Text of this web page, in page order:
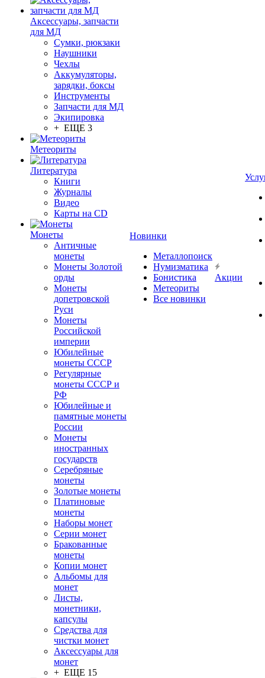
Аксессуары, запчасти
для МД
Сумки, рюкзаки
Наушники
Чехлы
Аккумуляторы,
зарядки, боксы
Инструменты
Запчасти для МД
Экипировка
+ ЕЩЕ 3
Метеориты
Литература
Книги
Журналы
Видео
Карты на CD
Монеты
Античные
монеты
Монеты Золотой
орды
Монеты
допетровской
Руси
Монеты
Российской
империи
Юбилейные
монеты СССР
Регулярные
монеты СССР и
РФ
Юбилейные и
памятные монеты
России
Монеты
иностранных
государств
Серебряные
монеты
Золотые монеты
Платиновые
монеты
Наборы монет
Серии монет
Бракованные
монеты
Копии монет
Альбомы для
монет
Листы,
монетники,
капсулы
Средства для
чистки монет
Аксессуары для
монет
+ ЕЩЕ 15
Новинки
Металлопоиск
Нумизматика
Бонистика
Метеориты
Все новинки
Акции